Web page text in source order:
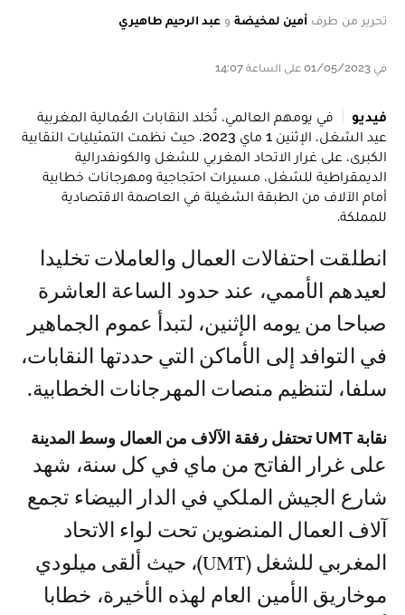
تحرير من طرف أمين لمخيضة و عبد الرحيم طاهيري
في 01/05/2023 على الساعة 14:07
فيديو
في يومهم العالمي، تُخلد النقابات العُمالية المغربية
عيد الشغل، الإثنين 1 ماي 2023، حيث نظمت التمثيليات النقابية
الكبرى، على غرار الاتحاد المغربي للشغل والكونفدرالية
الديمقراطية للشغل، مسيرات احتجاجية ومهرجانات خطابية
أمام الآلاف من الطبقة الشغيلة في العاصمة الاقتصادية
للمملكة.
لعيدهم الأممي، عند حدود الساعة العاشرة
صباحا من يومه الإثنين، لتبدأ عموم الجماهير
في التوافد إلى الأماكن التي حددتها النقابات،
سلفا، لتنظيم منصات المهرجانات الخطابية.
نقابة UMT تحتفل رفقة الآلاف من العمال وسط المدينة
على غرار الفاتح من ماي في كل سنة، شهد
شارع الجيش الملكي في الدار البيضاء تجمع
آلاف العمال المنضوين تحت لواء الاتحاد
المغربي للشغل (UMT)، حيث ألقى ميلودي
موخاريق الأمين العام لهذه الأخيرة، خطابا